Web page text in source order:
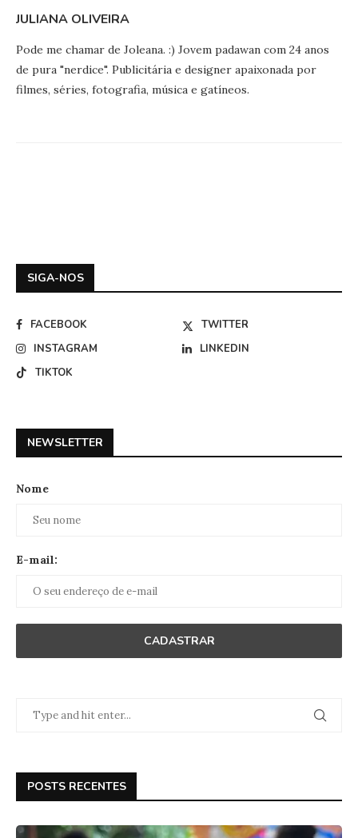
JULIANA OLIVEIRA
Pode me chamar de Joleana. :) Jovem padawan com 24 anos
de pura "nerdice". Publicitária e designer apaixonada por
filmes, séries, fotografia, música e gatíneos.
SIGA-NOS
FACEBOOK
TWITTER
INSTAGRAM
LINKEDIN
TIKTOK
NEWSLETTER
Nome
E-mail:
POSTS RECENTES